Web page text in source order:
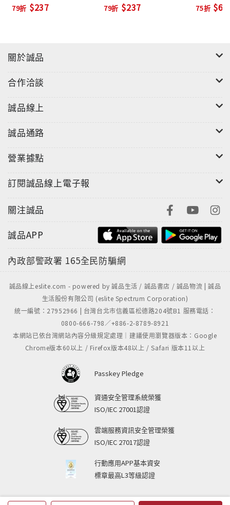
79折 $237 79折 $237 75折
關於誠品
合作洽談
誠品線上
誠品通路
營業據點
訂閱誠品線上電子報
關注誠品
誠品APP
內政部警政署 165全民防騙網
誠品線上eslite.com - powered by 誠品生活 / 誠品書店 / 誠品物流 | 誠品
生活股份有限公司 (eslite Spectrum Corporation)
統一編號：27952966 | 台灣台北市信義區松德路204號B1 服務電話：
0800-666-798／+886-2-8789-8921
本網站已依台灣網站內容分級規定處理｜建議使用瀏覽器版本：Google
Chrome版本60以上 / Firefox版本48以上 / Safari 版本11以上
Passkey Pledge
資通安全管理系統榮獲
ISO/IEC 27001認證
雲端服務資訊安全管理榮獲
ISO/IEC 27017認證
行動應用APP基本資安
標章最高L3等級認證